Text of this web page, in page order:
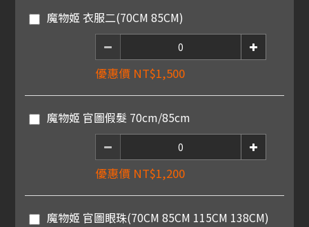
魔物姬 衣服二(70CM 85CM)
優惠價 NT$1,500
魔物姬 官圖假髮 70cm/85cm
優惠價 NT$1,200
魔物姬 官圖眼珠(70CM 85CM 115CM 138CM)